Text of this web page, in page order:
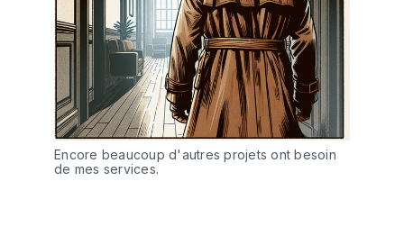
Encore beaucoup d'autres projets ont besoin
de mes services.